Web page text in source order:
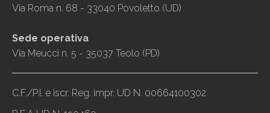
Via Roma n. 68 - 33040 Povoletto (UD)
Sede operativa
Via Meucci n. 5 - 35037 Teolo (PD)
C.F./P.I. e iscr. Reg. impr. UD N. 00664100302